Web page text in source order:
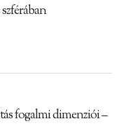
fogalmi dimenziói –